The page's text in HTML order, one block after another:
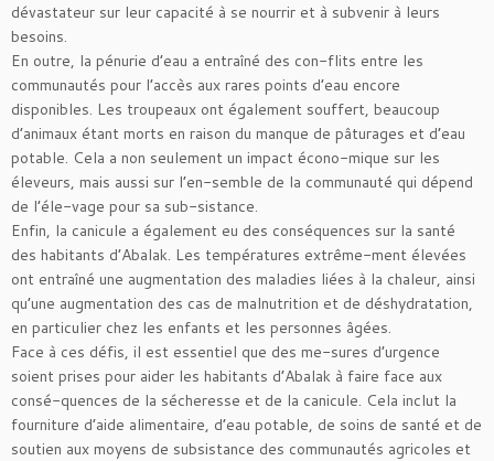
dévastateur sur leur capacité à se nourrir et à subvenir à leurs
besoins.
En outre, la pénurie d’eau a entraîné des con-flits entre les
communautés pour l’accès aux rares points d’eau encore
disponibles. Les troupeaux ont également souffert, beaucoup
d’animaux étant morts en raison du manque de pâturages et d’eau
potable. Cela a non seulement un impact écono-mique sur les
éleveurs, mais aussi sur l’en-semble de la communauté qui dépend
de l’éle-vage pour sa sub-sistance.
Enfin, la canicule a également eu des conséquences sur la santé
des habitants d’Abalak. Les températures extrême-ment élevées
ont entraîné une augmentation des maladies liées à la chaleur, ainsi
qu’une augmentation des cas de malnutrition et de déshydratation,
en particulier chez les enfants et les personnes âgées.
Face à ces défis, il est essentiel que des me-sures d’urgence
soient prises pour aider les habitants d’Abalak à faire face aux
consé-quences de la sécheresse et de la canicule. Cela inclut la
fourniture d’aide alimentaire, d’eau potable, de soins de santé et de
soutien aux moyens de subsistance des communautés agricoles et